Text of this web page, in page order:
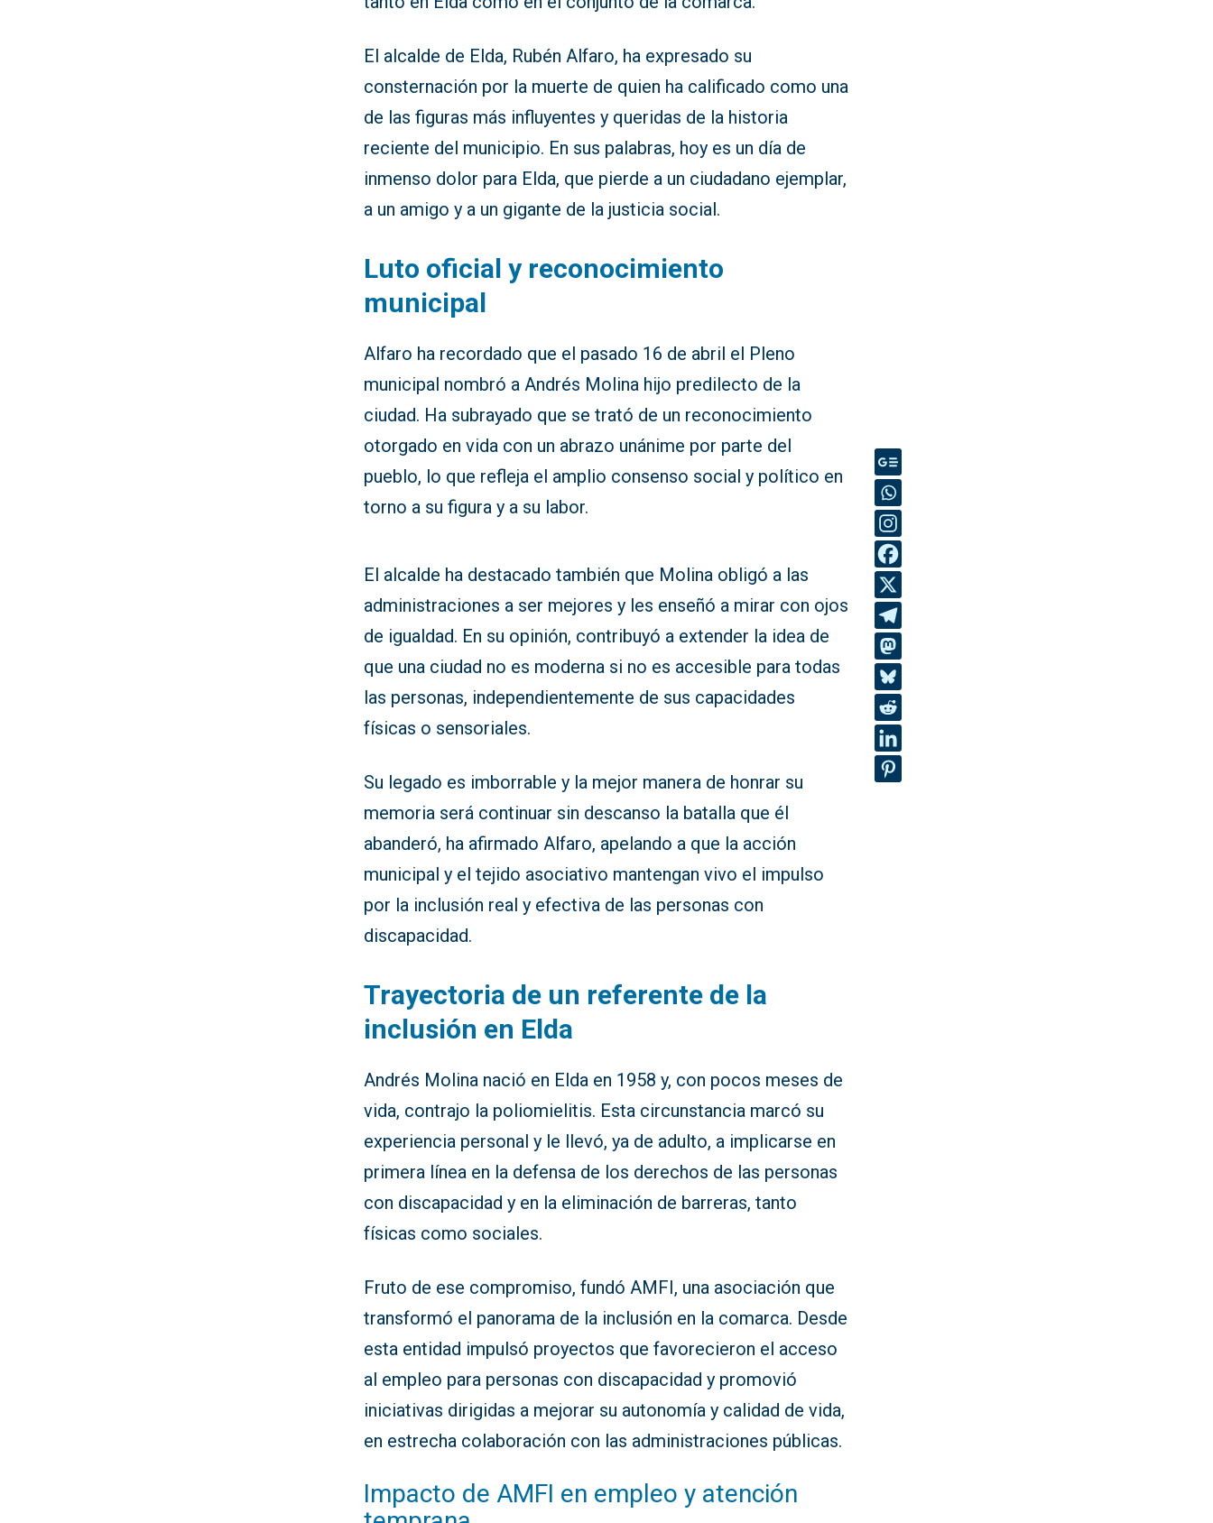
El alcalde de Elda, Rubén Alfaro, ha expresado su
consternación por la muerte de quien ha calificado como una
de las figuras más influyentes y queridas de la historia
reciente del municipio. En sus palabras, hoy es un día de
inmenso dolor para Elda, que pierde a un ciudadano ejemplar,
a un amigo y a un gigante de la justicia social.
Luto oficial y reconocimiento
municipal
Alfaro ha recordado que el pasado 16 de abril el Pleno
municipal nombró a Andrés Molina hijo predilecto de la
ciudad. Ha subrayado que se trató de un reconocimiento
otorgado en vida con un abrazo unánime por parte del
pueblo, lo que refleja el amplio consenso social y político en
torno a su figura y a su labor.
El alcalde ha destacado también que Molina obligó a las
administraciones a ser mejores y les enseñó a mirar con ojos
de igualdad. En su opinión, contribuyó a extender la idea de
que una ciudad no es moderna si no es accesible para todas
las personas, independientemente de sus capacidades
físicas o sensoriales.
Su legado es imborrable y la mejor manera de honrar su
memoria será continuar sin descanso la batalla que él
abanderó, ha afirmado Alfaro, apelando a que la acción
municipal y el tejido asociativo mantengan vivo el impulso
por la inclusión real y efectiva de las personas con
discapacidad.
Trayectoria de un referente de la
inclusión en Elda
Andrés Molina nació en Elda en 1958 y, con pocos meses de
vida, contrajo la poliomielitis. Esta circunstancia marcó su
experiencia personal y le llevó, ya de adulto, a implicarse en
primera línea en la defensa de los derechos de las personas
con discapacidad y en la eliminación de barreras, tanto
físicas como sociales.
Fruto de ese compromiso, fundó AMFI, una asociación que
transformó el panorama de la inclusión en la comarca. Desde
esta entidad impulsó proyectos que favorecieron el acceso
al empleo para personas con discapacidad y promovió
iniciativas dirigidas a mejorar su autonomía y calidad de vida,
en estrecha colaboración con las administraciones públicas.
Impacto de AMFI en empleo y atención